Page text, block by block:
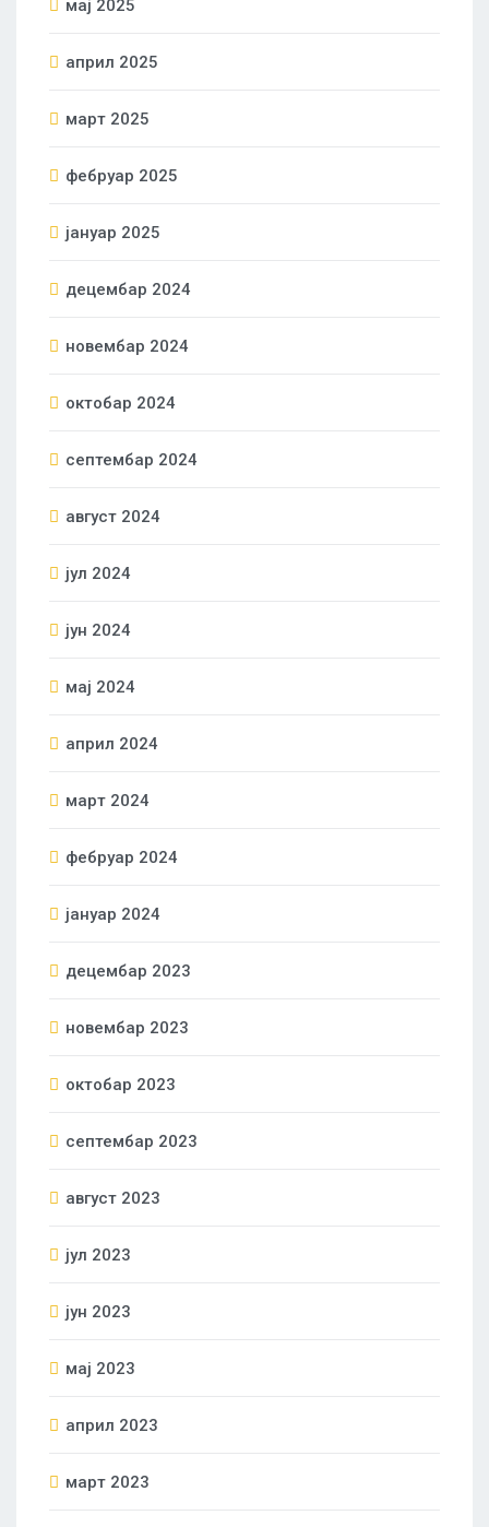
мај 2025
април 2025
март 2025
фебруар 2025
јануар 2025
децембар 2024
новембар 2024
октобар 2024
септембар 2024
август 2024
јул 2024
јун 2024
мај 2024
април 2024
март 2024
фебруар 2024
јануар 2024
децембар 2023
новембар 2023
октобар 2023
септембар 2023
август 2023
јул 2023
јун 2023
мај 2023
април 2023
март 2023